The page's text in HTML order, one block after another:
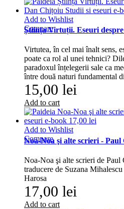
Add to Wishlist
Compare
Știința Virtuții. Eseuri despre
Virtutea, în cel mai înalt sens,
poate ca rol al unei tehnici?
paradoxul înțelegerii sale ca
între două naturi fundamental
15,00 lei
Add to cart
Add to Wishlist
Compare
Noa-Noa şi alte scrieri - Paul
Noa-Noa şi alte scrieri de
traducere de Suzana
Harosa
17,00 lei
Add to cart